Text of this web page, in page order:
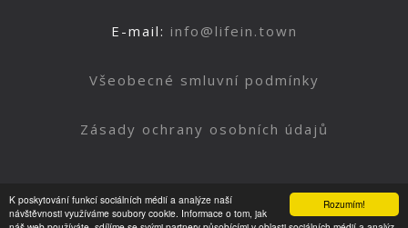
Rozumím!
K poskytování funkcí sociálních médií a analýze naší
návštěvnosti využíváme soubory cookie. Informace o tom, jak
E-mail: info@lifein.town
Všeobecné smluvní podmínky
Zásady ochrany osobních údajů
Nahoru